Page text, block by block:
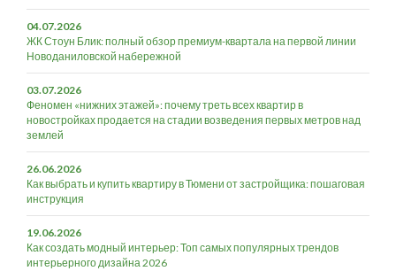
04.07.2026
ЖК Стоун Блик: полный обзор премиум-квартала на первой линии
Новоданиловской набережной
03.07.2026
Феномен «нижних этажей»: почему треть всех квартир в
новостройках продается на стадии возведения первых метров над
землей
26.06.2026
Как выбрать и купить квартиру в Тюмени от застройщика: пошаговая
инструкция
19.06.2026
Как создать модный интерьер: Топ самых популярных трендов
интерьерного дизайна 2026